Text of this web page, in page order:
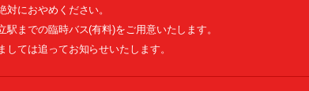
対におやめください。
駅までの臨時バス(有料)をご用意いたします。
しては追ってお知らせいたします。